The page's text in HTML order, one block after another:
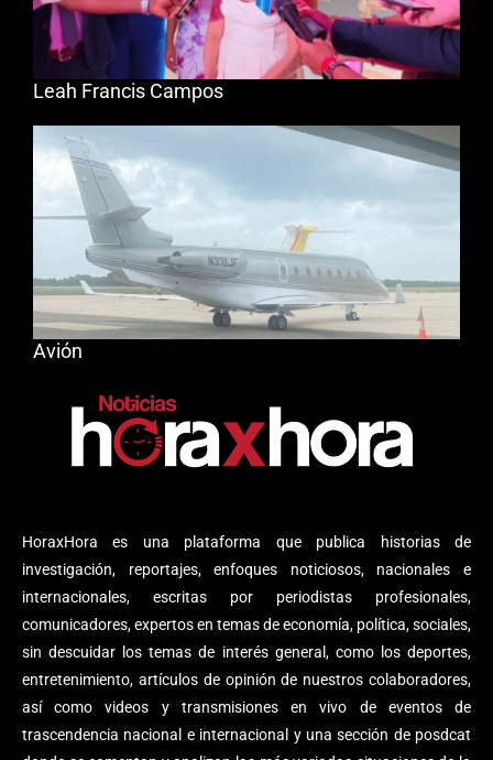
HoraxHora es una plataforma que publica historias de
investigación, reportajes, enfoques noticiosos, nacionales e
internacionales, escritas por periodistas profesionales,
comunicadores, expertos en temas de economía, política, sociales,
sin descuidar los temas de interés general, como los deportes,
entretenimiento, artículos de opinión de nuestros colaboradores,
así como videos y transmisiones en vivo de eventos de
trascendencia nacional e internacional y una sección de posdcat
Leah Francis Campos
Avión